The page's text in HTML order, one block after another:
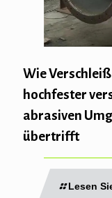
Wie
hochfester
abrasiven
übertrifft
Lesen